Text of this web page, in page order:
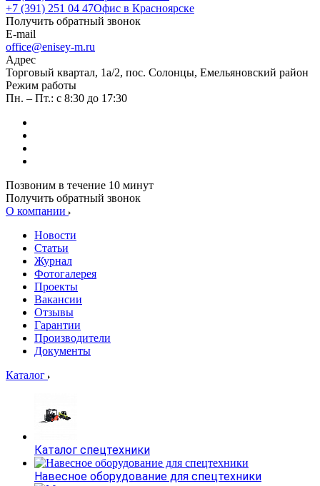
+7 (391) 251 04 47Офис в Красноярске
Получить обратный звонок
E-mail
office@enisey-m.ru
Адрес
​Торговый квартал, 1а/2, пос. Солонцы, Емельяновский район
Режим работы
Пн. – Пт.: с 8:30 до 17:30
Позвоним в течение 10 минут
Получить обратный звонок
О компании
Новости
Статьи
Журнал
Фотогалерея
Проекты
Вакансии
Отзывы
Гарантии
Производители
Документы
Каталог
Каталог спецтехники
Навесное оборудование для спецтехники